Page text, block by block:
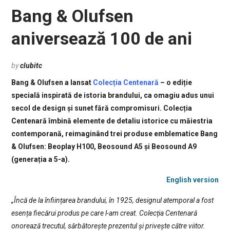
Bang & Olufsen
aniversează 100 de ani
byclubitc
Bang & Olufsen a lansat Colecția Centenară – o ediție
specială inspirată de istoria brandului, ca omagiu adus unui
secol de design și sunet fără compromisuri. Colecția
Centenară îmbină elemente de detaliu istorice cu măiestria
contemporană, reimaginând trei produse emblematice Bang
& Olufsen: Beoplay H100, Beosound A5 și Beosound A9
(generația a 5-a).
English version
„Încă de la înființarea brandului, în 1925, designul atemporal a fost
esența fiecărui produs pe care l-am creat. Colecția Centenară
onorează trecutul, sărbătorește prezentul și privește către viitor.